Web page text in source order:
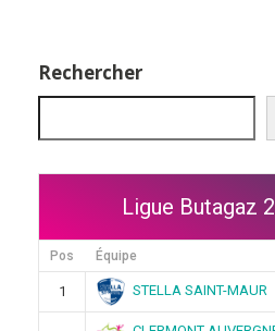
Rechercher
Ligue Butagaz
Pos Équipe
1 STELLA SAINT-MAUR